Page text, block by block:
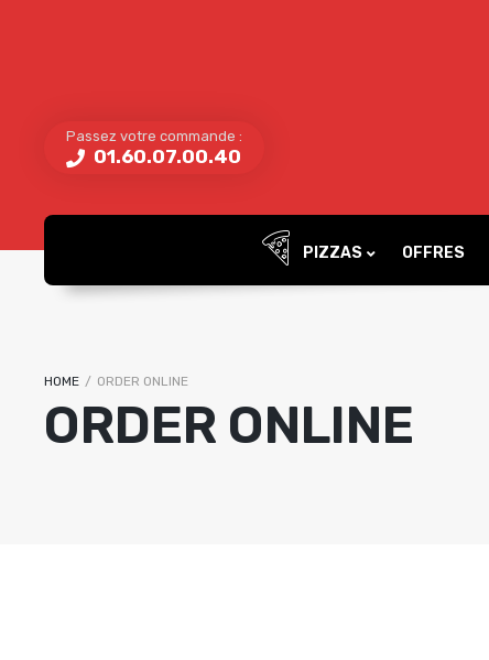
Passez votre commande :
01.60.07.00.40
PIZZAS OFFRES
HOME / ORDER ONLINE
ORDER ONLINE